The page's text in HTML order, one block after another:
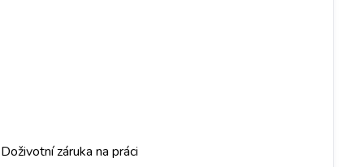
Doživotní záruka na práci